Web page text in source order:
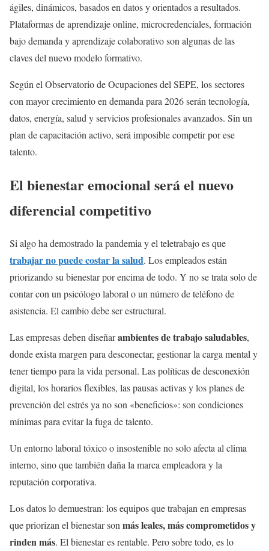
ágiles, dinámicos, basados en datos y orientados a resultados.
Plataformas de aprendizaje online, microcredenciales, formación
bajo demanda y aprendizaje colaborativo son algunas de las
claves del nuevo modelo formativo.
Según el Observatorio de Ocupaciones del SEPE, los sectores
con mayor crecimiento en demanda para 2026 serán tecnología,
datos, energía, salud y servicios profesionales avanzados. Sin un
plan de capacitación activo, será imposible competir por ese
talento.
El bienestar emocional será el nuevo
diferencial competitivo
Si algo ha demostrado la pandemia y el teletrabajo es que
trabajar no puede costar la salud. Los empleados están
priorizando su bienestar por encima de todo. Y no se trata solo de
contar con un psicólogo laboral o un número de teléfono de
asistencia. El cambio debe ser estructural.
Las empresas deben diseñarambientes de trabajo saludables,
donde exista margen para desconectar, gestionar la carga mental y
tener tiempo para la vida personal. Las políticas de desconexión
digital, los horarios flexibles, las pausas activas y los planes de
prevención del estrés ya no son «beneficios»: son condiciones
mínimas para evitar la fuga de talento.
Un entorno laboral tóxico o insostenible no solo afecta al clima
interno, sino que también daña la marca empleadora y la
reputación corporativa.
Los datos lo demuestran: los equipos que trabajan en empresas
que priorizan el bienestar son más leales, más comprometidos y
rinden más. El bienestar es rentable. Pero sobre todo, es lo